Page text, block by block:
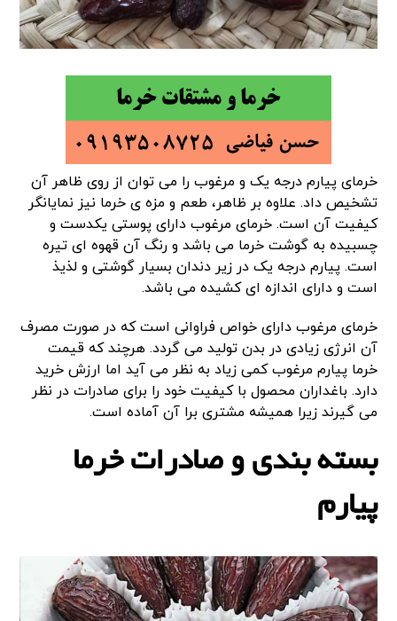
خرمای پیارم درجه یک و مرغوب را می توان از روی ظاهر آن
تشخیص داد. علاوه بر ظاهر، طعم و مزه ی خرما نیز نمایانگر
کیفیت آن است. خرمای مرغوب دارای پوستی یکدست و
چسبیده به گوشت خرما می باشد و رنگ آن قهوه ای تیره
است. پیارم درجه یک در زیر دندان بسیار گوشتی و لذیذ
است و دارای اندازه ای کشیده می باشد.
خرمای مرغوب دارای خواص فراوانی است که در صورت مصرف
آن انرژی زیادی در بدن تولید می گردد. هرچند که قیمت
خرما پیارم مرغوب کمی زیاد به نظر می آید اما ارزش خرید
دارد. باغداران محصول با کیفیت خود را برای صادرات در نظر
می گیرند زیرا همیشه مشتری برا آن آماده است.
بسته بندی و صادرات خرما
پیارم